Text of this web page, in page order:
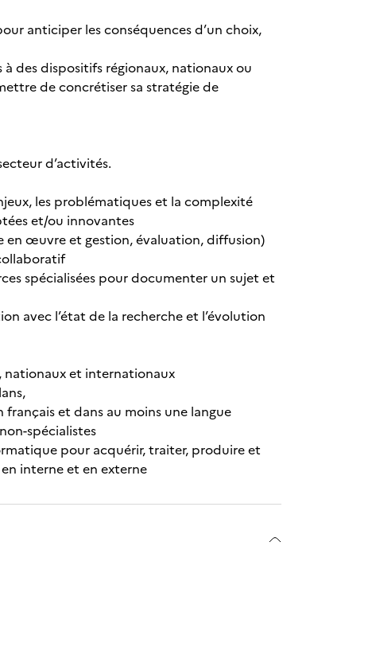
anticiper les conséquences d’un choix,
des dispositifs régionaux, nationaux ou
de concrétiser sa stratégie de
d’activités.
les problématiques et la complexité
et/ou innovantes
en œuvre et gestion, évaluation, diffusion)
spécialisées pour documenter un sujet et
avec l’état de la recherche et l’évolution
nationaux et internationaux
et dans au moins une langue
spécialistes
pour acquérir, traiter, produire et
interne et en externe